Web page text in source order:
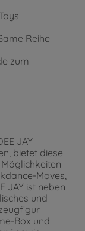
Reihe
zum
JAY
bietet diese
Moves,
JAY ist neben
und
Box und